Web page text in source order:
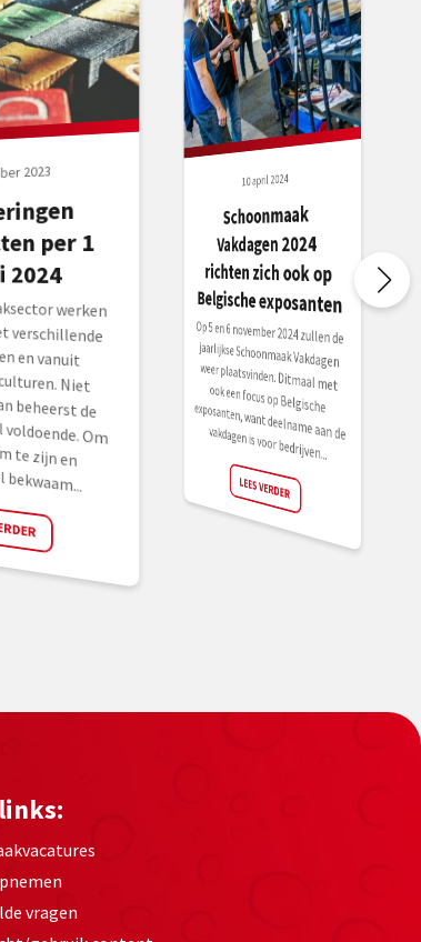
2023
per 1
2024
werken
verschillende
en vanuit
Niet
beheerst de
voldoende. Om
te zijn en
10 april 2024
Schoonmaak
Vakdagen 2024
richten zich ook op
Belgische exposanten
Op 5 en 6 november 2024 zullen de
jaarlijkse Schoonmaak Vakdagen
weer plaatsvinden. Ditmaal met
ook een focus op Belgische exposanten, want deelname aan de
vakdagen is voor bedrijven...
LEES VERDER
vragen